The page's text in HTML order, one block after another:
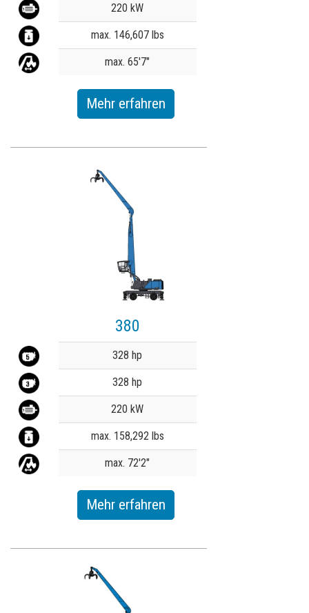
220 kW
max. 146,607 lbs
max. 65'7"
Mehr erfahren
380
328 hp
328 hp
220 kW
max. 158,292 lbs
max. 72'2"
Mehr erfahren